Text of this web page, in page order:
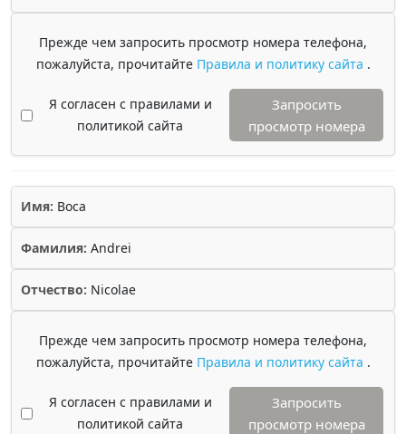
Прежде чем запросить просмотр номера телефона,
пожалуйста, прочитайте Правила и политику сайта .
Я согласен с правилами и
политикой сайта
Запросить
просмотр номера
Имя: Boca
Фамилия: Andrei
Отчество: Nicolae
Прежде чем запросить просмотр номера телефона,
пожалуйста, прочитайте Правила и политику сайта .
Я согласен с правилами и
политикой сайта
Запросить
просмотр номера